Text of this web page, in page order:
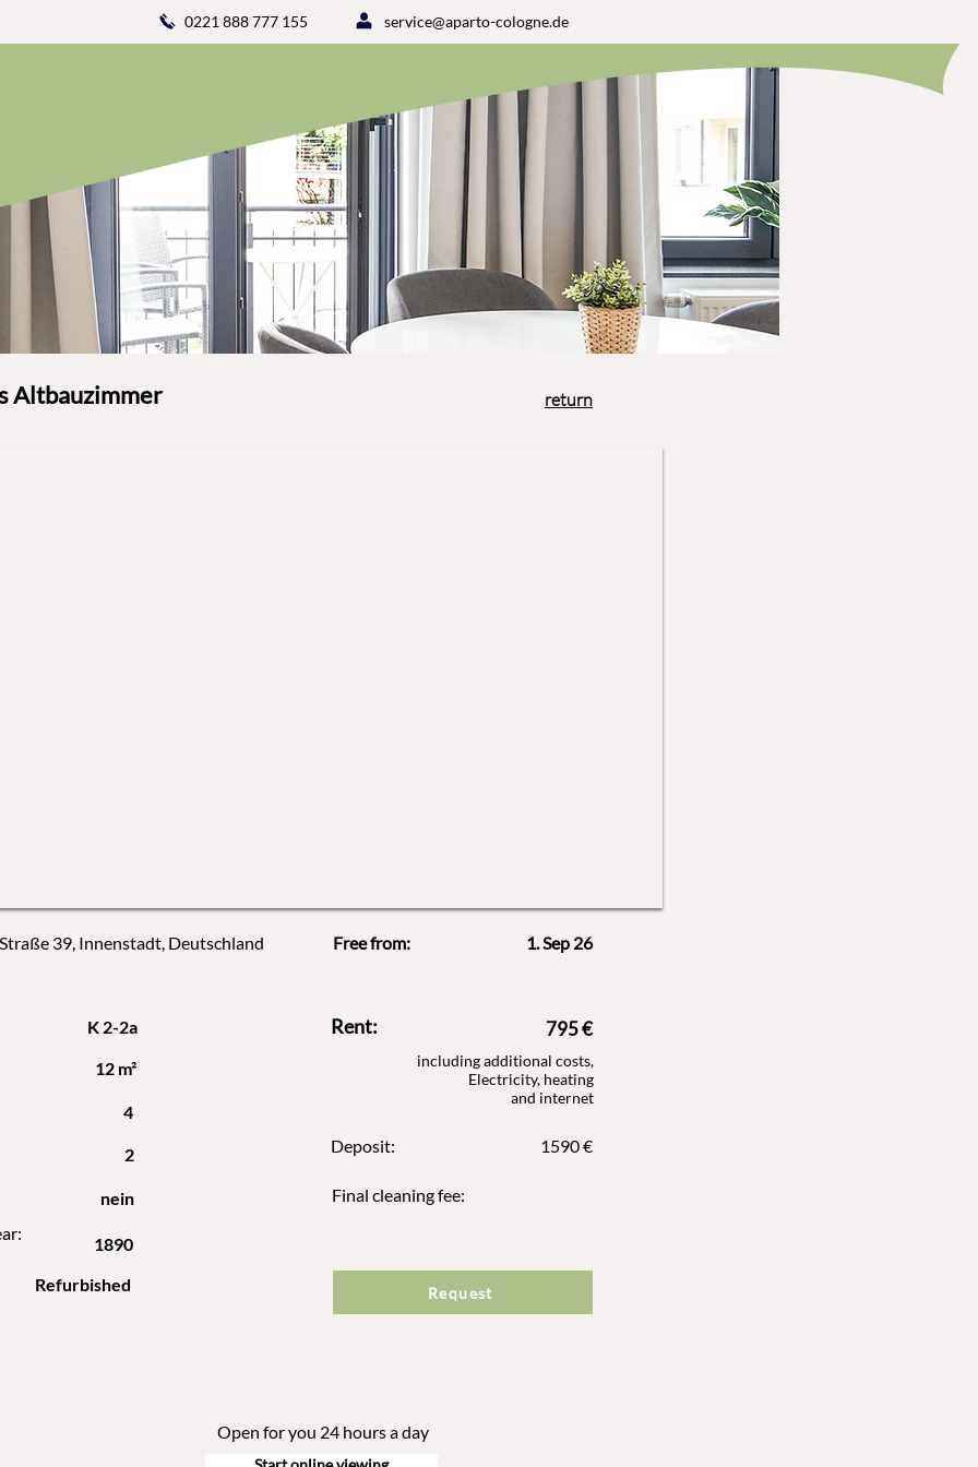
0221 888 777 155 service@aparto-cologne.de
Altbauzimmer return
39, Innenstadt, Deutschland Free from: 1. Sep 26
K 2-2a
4
2
nein
1890
Refurbished
12 m²
Rent: 795 €
including additional costs,
Electricity, heating
and internet
Deposit: 1590 €
Final cleaning fee:
Request
Open for you 24 hours a day